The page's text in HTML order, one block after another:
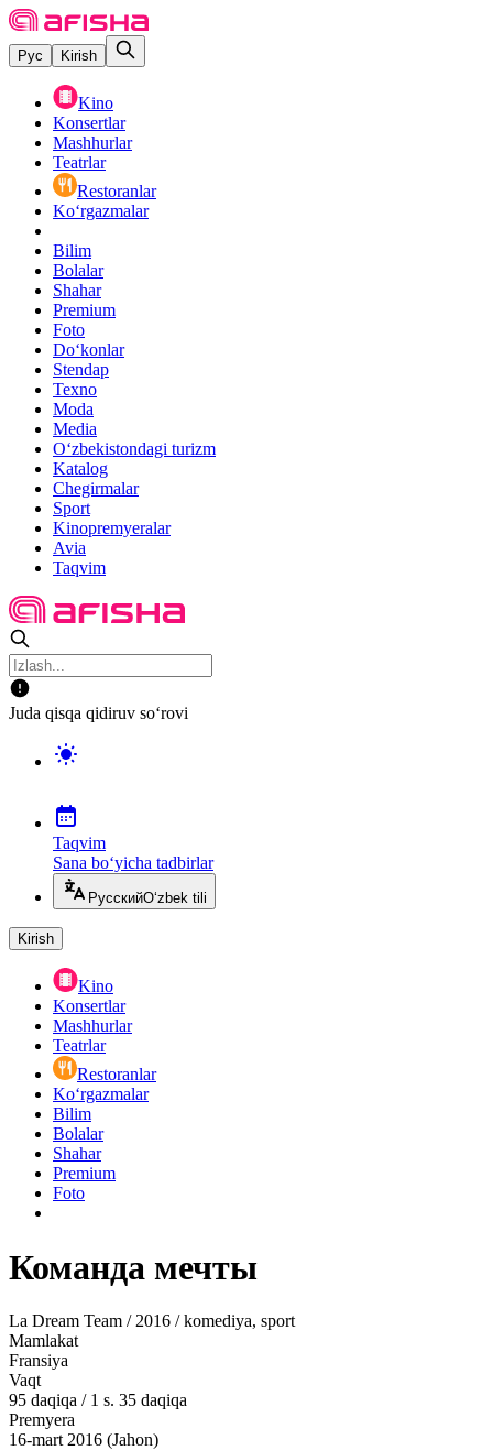
Рус Kirish
Kino
Konsertlar
Mashhurlar
Teatrlar
Restoranlar
Ko‘rgazmalar
Bilim
Bolalar
Shahar
Premium
Foto
Do‘konlar
Stendap
Texno
Moda
Media
O‘zbekistondagi turizm
Katalog
Chegirmalar
Sport
Kinopremyeralar
Avia
Taqvim
Juda qisqa qidiruv so‘rovi
Taqvim
Sana bo‘yicha tadbirlar
РусскийO‘zbek tili
Kirish
Kino
Konsertlar
Mashhurlar
Teatrlar
Restoranlar
Ko‘rgazmalar
Bilim
Bolalar
Shahar
Premium
Foto
Команда мечты
La Dream Team / 2016 / komediya, sport
Mamlakat
Fransiya
Vaqt
95 daqiqa / 1 s. 35 daqiqa
Premyera
16-mart 2016 (Jahon)